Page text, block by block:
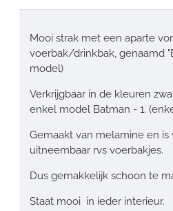
Mooi strak met een aparte
voerbak/drinkbak, genaamd
model)
Verkrijgbaar in de kleuren
enkel model Batman - 1.
Gemaakt van melamine en is
uitneembaar rvs voerbakjes.
Dus gemakkelijk schoon te
Staat mooi in ieder interieur.